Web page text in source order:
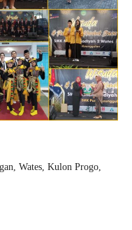
Wates, Kulon Progo,